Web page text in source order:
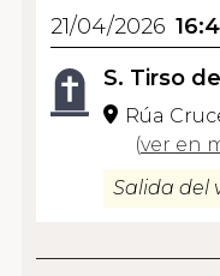
21/04/2026
S. Tirso
Rúa
(ver en
Salida del